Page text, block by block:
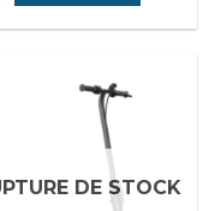
DE STOCK